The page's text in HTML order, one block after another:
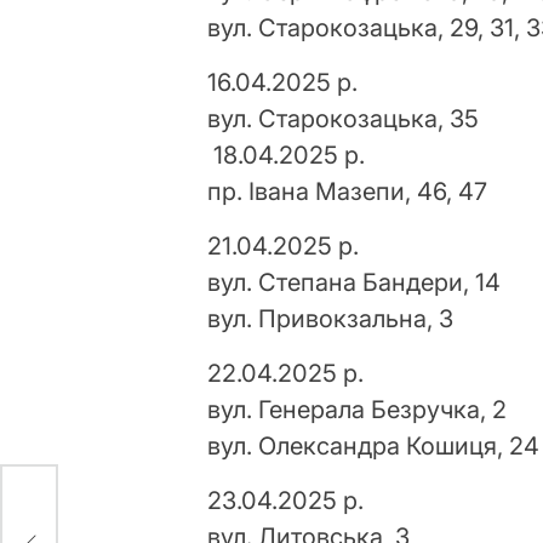
вул. Старокозацька, 29, 31,
16.04.2025 р.
вул. Старокозацька, 35
18.04.2025 р.
пр. Івана Мазепи, 46, 47
21.04.2025 р.
вул. Степана Бандери, 14
вул. Привокзальна, 3
22.04.2025 р.
вул. Генерала Безручка, 2
вул. Олександра Кошиця, 24
23.04.2025 р.
вул. Литовська, 3